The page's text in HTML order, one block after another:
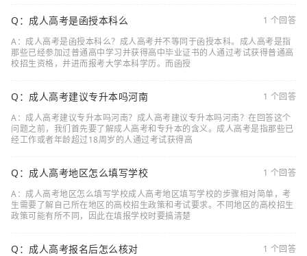
Q：成人高考是函授本科么
1 个回答
A：成人高考是函授本科么？成人高考并不等同于函授本科。成人高考是指
那些已经参加过普通高中学习并获得高中毕业证书的人通过考试获得普通高
校招生资格，并进而报考大学本科学历。而函授
Q：成人高考建议专升本吗河南
1 个回答
A：成人高考建议专升本吗河南？成人高考建议专升本吗河南？在回答这个
问题之前，我们首先要了解成人高考和专升本的含义。成人高考是指那些已
经工作或者年龄超过18周岁的人通过考试获得高
Q：成人高考地区怎么填写学校
1 个回答
A：成人高考地区怎么填写学校成人高考地区填写学校的步骤相对简单，考
生需要了解自己所在地区的高校招生政策和考试要求。不同地区的高校招生
政策可能有所不同，因此在填报学校时要搞清楚
Q：成人高考报名后怎么核对
1 个回答